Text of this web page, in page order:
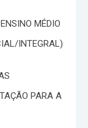
MÉDIO
INTEGRAL)
PARA A